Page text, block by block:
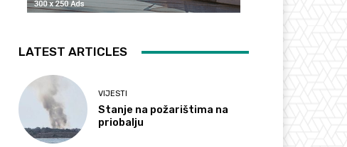
LATEST ARTICLES
VIJESTI
Stanje na požarištima na
priobalju